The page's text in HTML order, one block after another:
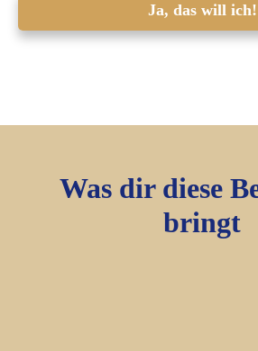
Ja, das will ich!
Was dir diese
bringt